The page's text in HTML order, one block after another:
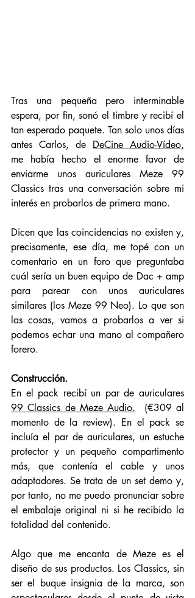
Tras una pequeña pero interminable
espera, por fin, sonó el timbre y recibí el
tan esperado paquete. Tan solo unos días
antes Carlos, de DeCine Audio-Vídeo,
me había hecho el enorme favor de
enviarme unos auriculares Meze 99
Classics tras una conversación sobre mi
interés en probarlos de primera mano.
Dicen que las coincidencias no existen y,
precisamente, ese día, me topé con un
comentario en un foro que preguntaba
cuál sería un buen equipo de Dac + amp
para parear con unos auriculares
similares (los Meze 99 Neo). Lo que son
las cosas, vamos a probarlos a ver si
podemos echar una mano al compañero
forero.
Construcción.
99 Classics de Meze Audio.
(€309 al
momento de la review). En el pack se
incluía el par de auriculares, un estuche
protector y un pequeño compartimento
más, que contenía el cable y unos
adaptadores. Se trata de un set demo y,
por tanto, no me puedo pronunciar sobre
el embalaje original ni si he recibido la
totalidad del contenido.
Algo que me encanta de Meze es el
diseño de sus productos. Los Classics, sin
ser el buque insignia de la marca, son